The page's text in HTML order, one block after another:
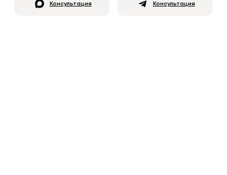
Консультация Консультация